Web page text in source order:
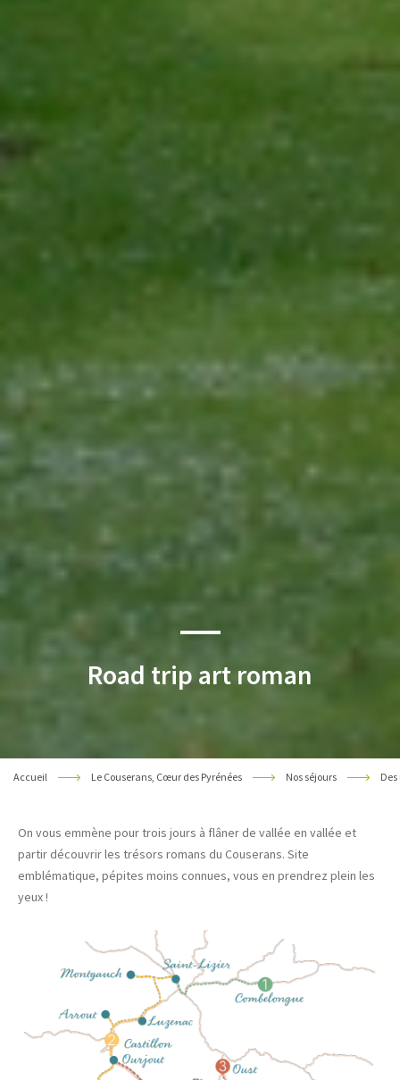
Road trip art roman
Accueil Le Couserans, Cœur des Pyrénées Nos séjours
On vous emmène pour trois jours à flâner de vallée en vallée et
partir découvrir les trésors romans du Couserans. Site
emblématique, pépites moins connues, vous en prendrez plein les
yeux !